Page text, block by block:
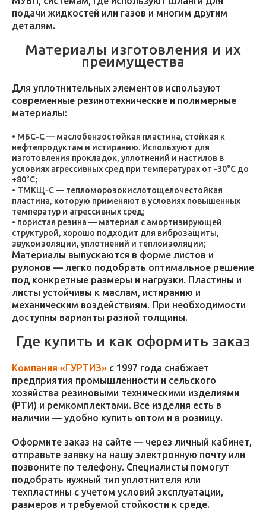
подачи жидкостей или газов и многим другим
деталям.
Материалы изготовления и их
преимущества
Для уплотнительных элементов используют
современные резинотехнические и полимерные
материалы:
МБС-С — маслобензостойкая пластина, стойкая к
нефтепродуктам и истиранию. Используют для
изготовления прокладок, уплотнений и настилов в
условиях агрессивных сред при температурах от -30°C до
+80°C;
ТМКЩ-С — тепломорозокислотощелочестойкая
пластина, которую применяют в условиях повышенных
температур и агрессивных сред;
пористая резина — материал с амортизирующей
структурой, хорошо подходит для виброзащиты,
звукоизоляции, уплотнений и теплоизоляции;
Материалы выпускаются в форме листов и
рулонов — легко подобрать оптимальное решение
под конкретные размеры и нагрузки. Пластины и
листы устойчивы к маслам, истиранию и
механическим воздействиям. При необходимости
доступны варианты разной толщины.
Где купить и как оформить заказ
Компания «ГУРТИЗ» с 1997 года снабжает
предприятия промышленности и сельского
хозяйства резиновыми техническими изделиями
(РТИ) и ремкомплектами. Все изделия есть в
наличии — удобно купить оптом и в розницу.
Оформите заказ на сайте — через личный кабинет,
отправьте заявку на нашу электронную почту или
позвоните по телефону. Специалисты помогут
подобрать нужный тип уплотнителя или
техпластины с учетом условий эксплуатации,
размеров и требуемой стойкости к среде.